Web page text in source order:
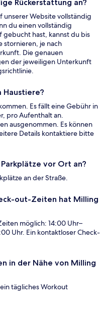
Rückerstattung an?
unserer Website vollständig
du einen vollständig
hast, kannst du bis
stornieren, je nach
Die genauen
der jeweiligen Unterkunft
Haustiere?
Es fällt eine Gebühr in
pro Aufenthalt an.
ausgenommen. Es können
Details kontaktiere bitte
vor Ort an?
an der Straße.
out-Zeiten hat Milling
möglich: 14:00 Uhr–
Uhr. Ein kontaktloser Check-
in der Nähe von Milling
tägliches Workout